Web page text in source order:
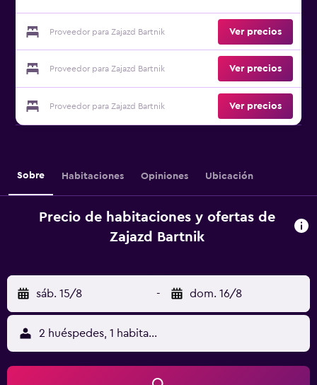
Proveedor para Zajazd Bartnik Ver precios
Proveedor para Zajazd Bartnik Ver precios
Proveedor para Zajazd Bartnik Ver precios
Sobre Habitaciones Opiniones Ubicación
Precio de habitaciones y ofertas de
Zajazd Bartnik
sáb. 15/8 - dom. 16/8
2 huéspedes, 1 habitación